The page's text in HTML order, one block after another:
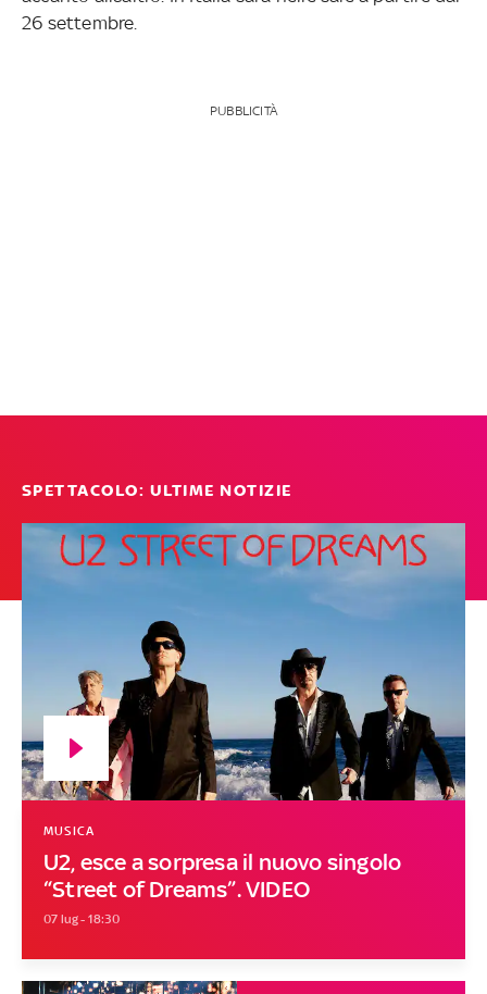
26 settembre.
PUBBLICITÀ
SPETTACOLO: ULTIME NOTIZIE
U2, esce a sorpresa il nuovo singolo
“Street of Dreams”. VIDEO
MUSICA
07 lug - 18:30